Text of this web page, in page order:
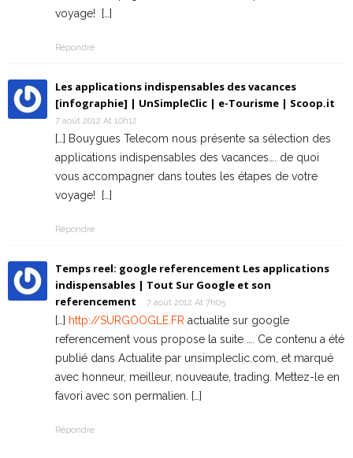
voyage! […]
Répondre
Les applications indispensables des vacances
[infographie] | UnSimpleClic | e-Tourisme | Scoop.it
7 août 2012 At 10h12
[…] Bouygues Telecom nous présente sa sélection des
applications indispensables des vacances…. de quoi
vous accompagner dans toutes les étapes de votre
voyage! […]
Répondre
Temps reel: google referencement Les applications
indispensables | Tout Sur Google et son
referencement
7 août 2012 At 7h05
[…] http://SURGOOGLE.FR actualite sur google
referencement vous propose la suite …. Ce contenu a été
publié dans Actualite par unsimpleclic.com, et marqué
avec honneur, meilleur, nouveaute, trading. Mettez-le en
favori avec son permalien. […]
Répondre